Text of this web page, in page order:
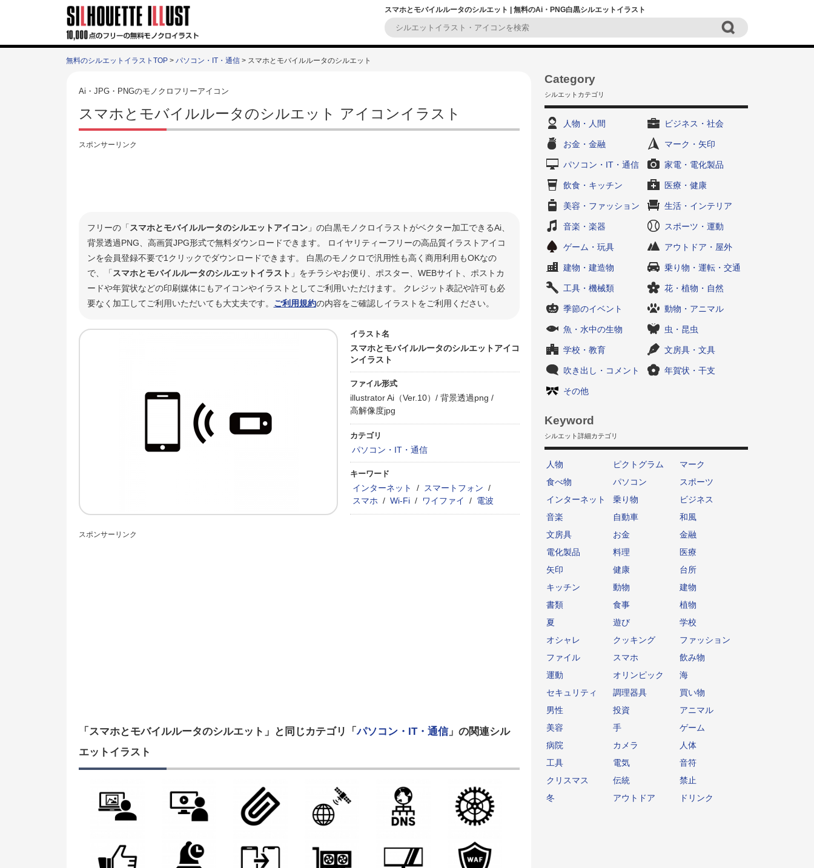
スマホとモバイルルータのシルエット | 無料のAi・PNG白黒シルエットイラスト
無料のシルエットイラストTOP > パソコン・IT・通信 > スマホとモバイルルータのシルエット
Ai・JPG・PNGのモノクロフリーアイコン
スマホとモバイルルータのシルエット アイコンイラスト
スポンサーリンク
フリーの「 スマホとモバイルルータのシルエットアイコン」の白黒モノクロイラストがベクター加工できるAi、
背景透過PNG、高画質JPG形式で無料ダウンロードできます。 ロイヤリティーフリーの高品質イラストアイコ
ンを会員登録不要で1クリックでダウンロードできます。 白黒のモノクロで汎用性も高く商用利用もOKなの
で、「 スマホとモバイルルータのシルエットイラスト 」をチラシやお便り、ポスター、WEBサイト、ポストカ
ードや年賀状などの印刷媒体にもアイコンやイラストとしてご利用いただけます。 クレジット表記や許可も必
要なく加工してご利用いただいても大丈夫です。 ご利用規約の内容をご確認しイラストをご利用ください。
イラスト名
スマホとモバイルルータのシルエットアイコ
ンイラスト
ファイル形式
illustrator Ai（Ver.10）/ 背景透過png /
高解像度jpg
カテゴリ
パソコン・IT・通信
キーワード
インターネット / スマートフォン /
スマホ / Wi-Fi / ワイファイ / 電波
スポンサーリンク
「スマホとモバイルルータのシルエット」と同じカテゴリ「パソコン・IT・通信」の関連シル
エットイラスト
Category
シルエットカテゴリ
人物・人間 ビジネス・社会
お金・金融 マーク・矢印
パソコン・IT・通信 家電・電化製品
飲食・キッチン 医療・健康
美容・ファッション 生活・インテリア
音楽・楽器 スポーツ・運動
ゲーム・玩具 アウトドア・屋外
建物・建造物 乗り物・運転・交通
工具・機械類 花・植物・自然
季節のイベント 動物・アニマル
魚・水中の生物 虫・昆虫
学校・教育 文房具・文具
吹き出し・コメント 年賀状・干支
その他
Keyword
シルエット詳細カテゴリ
人物 ピクトグラム
マーク
食べ物
パソコン
スポーツ
インターネット
乗り物
ビジネス
音楽
自動車
和風
文房具
お金
金融
電化製品
料理
医療
矢印
健康
台所
キッチン
動物
建物
書類
食事
植物
夏
遊び
学校
オシャレ
クッキング
ファッション
ファイル
スマホ
飲み物
運動
オリンピック
海
セキュリティ
調理器具
買い物
男性
投資
アニマル
美容
手
ゲーム
病院
カメラ
人体
工具
電気
音符
クリスマス
伝統
禁止
冬
アウトドア ドリンク